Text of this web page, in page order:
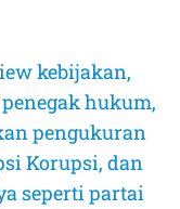
kebijakan,
hukum,
pengukuran
Korupsi, dan
seperti partai